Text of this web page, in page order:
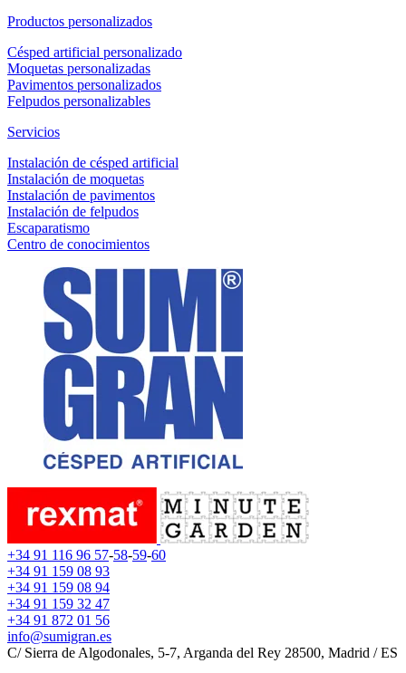
Productos personalizados
Césped artificial personalizado
Moquetas personalizadas
Pavimentos personalizados
Felpudos personalizables
Servicios
Instalación de césped artificial
Instalación de moquetas
Instalación de pavimentos
Instalación de felpudos
Escaparatismo
Centro de conocimientos
+34 91 116 96 57-58-59-60
+34 91 159 08 93
+34 91 159 08 94
+34 91 159 32 47
+34 91 872 01 56
info@sumigran.es
C/ Sierra de Algodonales, 5-7, Arganda del Rey 28500, Madrid / ES